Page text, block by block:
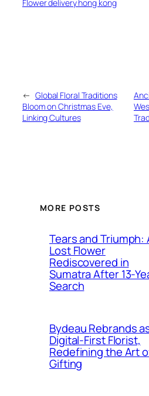
Flower delivery hong kong
← Global Floral Traditions
Bloom on Christmas Eve,
Linking Cultures
MORE POSTS
Tears and Triumph:
Lost Flower
Rediscovered in
Sumatra After 13-
Search
Bydeau Rebrands
Digital-First Florist,
Redefining the Art
Gifting